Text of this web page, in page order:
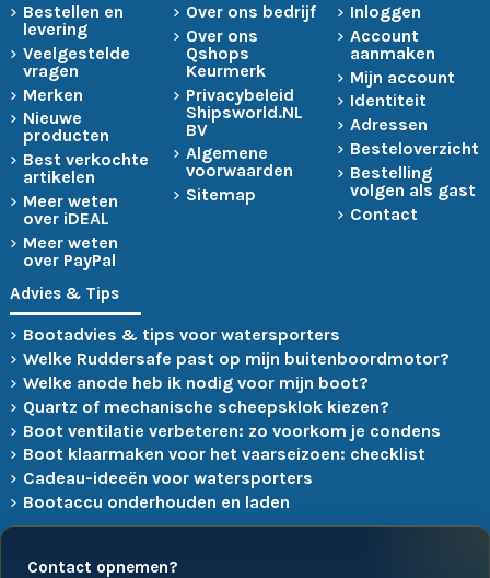
Bestellen en
levering
Veelgestelde
vragen
Merken
Nieuwe
producten
Best verkochte
artikelen
Meer weten
over iDEAL
Meer weten
over PayPal
Over ons bedrijf
Over ons
Qshops
Keurmerk
Privacybeleid
Shipsworld.NL
BV
Algemene
voorwaarden
Sitemap
Inloggen
Account
aanmaken
Mijn account
Identiteit
Adressen
Besteloverzicht
Bestelling
volgen als gast
Contact
Advies & Tips
Bootadvies & tips voor watersporters
Welke Ruddersafe past op mijn buitenboordmotor?
Welke anode heb ik nodig voor mijn boot?
Quartz of mechanische scheepsklok kiezen?
Boot ventilatie verbeteren: zo voorkom je condens
Boot klaarmaken voor het vaarseizoen: checklist
Cadeau-ideeën voor watersporters
Bootaccu onderhouden en laden
Contact opnemen?